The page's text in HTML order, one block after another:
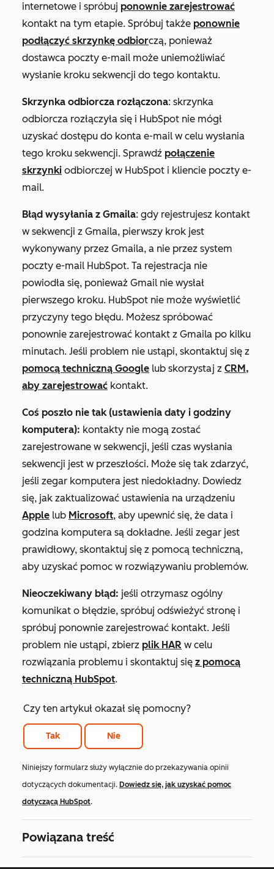
internetowe i spróbuj ponownie zarejestrować
kontakt na tym etapie. Spróbuj także ponownie
podłączyć skrzynkę odbiorczą, ponieważ
dostawca poczty e-mail może uniemożliwiać
wysłanie kroku sekwencji do tego kontaktu.
Skrzynka odbiorcza rozłączona: skrzynka
odbiorcza rozłączyła się i HubSpot nie mógł
uzyskać dostępu do konta e-mail w celu wysłania
tego kroku sekwencji. Sprawdź połączenie
skrzynki odbiorczej w HubSpot i kliencie poczty e-
mail.
Błąd wysyłania z Gmaila: gdy rejestrujesz kontakt
w sekwencji z Gmaila, pierwszy krok jest
wykonywany przez Gmaila, a nie przez system
poczty e-mail HubSpot. Ta rejestracja nie
powiodła się, ponieważ Gmail nie wysłał
pierwszego kroku. HubSpot nie może wyświetlić
przyczyny tego błędu. Możesz spróbować
ponownie zarejestrować kontakt z Gmaila po kilku
minutach. Jeśli problem nie ustąpi, skontaktuj się z
pomocą techniczną Google lub skorzystaj z CRM,
aby zarejestrować kontakt.
Coś poszło nie tak (ustawienia daty i godziny
komputera): kontakty nie mogą zostać
zarejestrowane w sekwencji, jeśli czas wysłania
sekwencji jest w przeszłości. Może się tak zdarzyć,
jeśli zegar komputera jest niedokładny. Dowiedz
się, jak zaktualizować ustawienia na urządzeniu
Apple lub Microsoft, aby upewnić się, że data i
godzina komputera są dokładne. Jeśli zegar jest
prawidłowy, skontaktuj się z pomocą techniczną,
aby uzyskać pomoc w rozwiązywaniu problemów.
Nieoczekiwany błąd: jeśli otrzymasz ogólny
komunikat o błędzie, spróbuj odświeżyć stronę i
spróbuj ponownie zarejestrować kontakt. Jeśli
problem nie ustąpi, zbierz plik HAR w celu
rozwiązania problemu i skontaktuj się z pomocą
techniczną HubSpot.
Czy ten artykuł okazał się pomocny?
Tak Nie
Niniejszy formularz służy wyłącznie do przekazywania opinii
dotyczących dokumentacji. Dowiedz się, jak uzyskać pomoc
dotyczącą HubSpot.
Powiązana treść